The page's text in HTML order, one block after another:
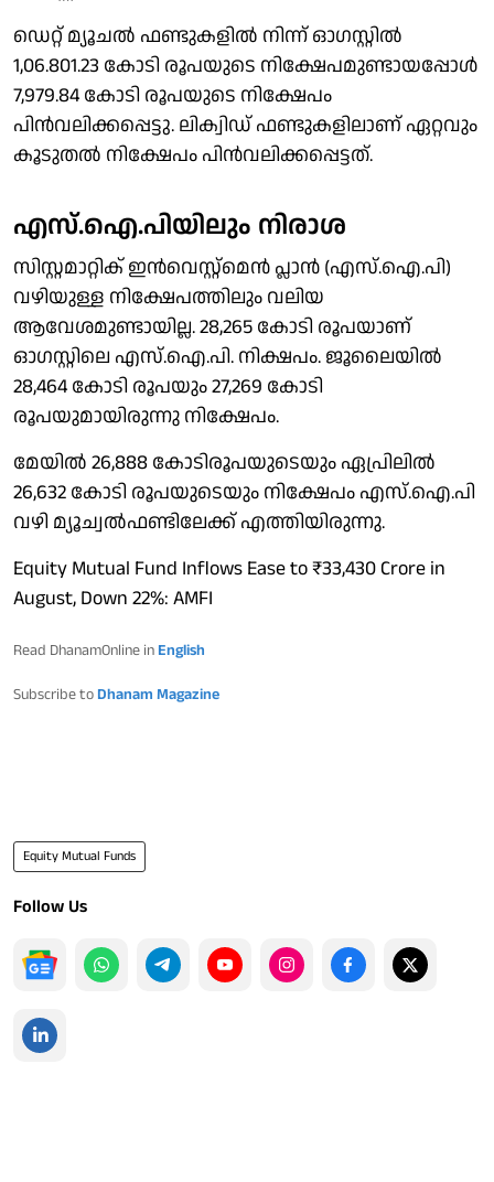
ഡെറ്റ് മ്യൂചല്‍ ഫണ്ടുകളില്‍ നിന്ന് ഓഗസ്റ്റില്‍
1,06.801.23 കോടി രൂപയുടെ നിക്ഷേപമുണ്ടായപ്പോള്‍
7,979.84 കോടി രൂപയുടെ നിക്ഷേപം
പിന്‍വലിക്കപ്പെട്ടു. ലിക്വിഡ് ഫണ്ടുകളിലാണ് ഏറ്റവും
കൂടുതല്‍ നിക്ഷേപം പിന്‍വലിക്കപ്പെട്ടത്.
എസ്.ഐ.പിയിലും നിരാശ
സിസ്റ്റമാറ്റിക് ഇന്‍വെസ്റ്റ്‌മെന്‍ പ്ലാന്‍ (എസ്.ഐ.പി)
വഴിയുള്ള നിക്ഷേപത്തിലും വലിയ
ആവേശമുണ്ടായില്ല. 28,265 കോടി രൂപയാണ്
ഓഗസ്റ്റിലെ എസ്.ഐ.പി. നിക്ഷപം. ജൂലൈയില്‍
28,464 കോടി രൂപയും 27,269 കോടി
രൂപയുമായിരുന്നു നിക്ഷേപം.
മേയില്‍ 26,888 കോടിരൂപയുടെയും ഏപ്രിലില്‍
26,632 കോടി രൂപയുടെയും നിക്ഷേപം എസ്.ഐ.പി
വഴി മ്യൂച്വല്‍ഫണ്ടിലേക്ക് എത്തിയിരുന്നു.
Equity Mutual Fund Inflows Ease to ₹33,430 Crore in
August, Down 22%: AMFI
Read DhanamOnline in English
Subscribe to Dhanam Magazine
Equity Mutual Funds
Follow Us